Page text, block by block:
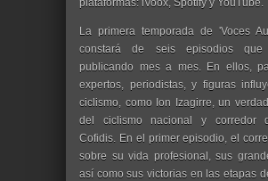
plataformas: iVoox, Spotify y YouTube.
La primera temporada de 'Voces
constará de seis episodios
publicando mes a mes. En ellos,
expertos, periodistas, y figuras
ciclismo, como Ion Izagirre, un
del ciclismo nacional y corredor
Cofidis. En el primer episodio, el
sobre su vida profesional, sus
así como sus victorias en las etapas